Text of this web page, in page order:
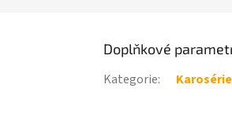
Doplňkové
Kategorie: Karosérie